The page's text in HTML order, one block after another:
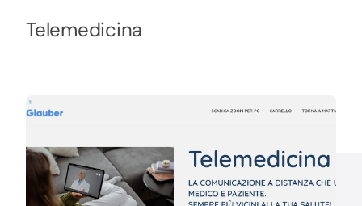
Telemedicina